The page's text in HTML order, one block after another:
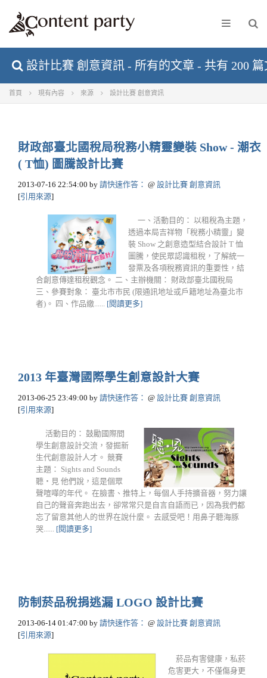
設計比賽 創意資訊 - 所有的文章 - 共有 200
首頁 現有內容 來源 設計比賽 創意資訊
財政部臺北國稅局稅務小精靈變裝 Show - 潮衣
( T恤) 圖騰設計比賽
2013-07-16 22:54:00 by 請快速作答： @ 設計比賽 創意資訊
[引用來源]
一、活動目的： 以租稅為主題，
透過本局吉祥物「稅務小精靈」變
裝 Show 之創意造型結合設計 T 恤
圖騰，使民眾認識租稅，了解統一
發票及各項稅務資訊的重要性，結
合創意傳達租稅觀念。 二、主辦機關： 財政部臺北國稅局
三、參賽對象： 臺北市市民 (限通訊地址或戶籍地址為臺北市
者)。 四、作品繳...... [閱讀更多]
2013 年臺灣國際學生創意設計大賽
2013-06-25 23:49:00 by 請快速作答： @ 設計比賽 創意資訊
[引用來源]
活動目的： 鼓勵國際間
學生創意設計交流，發掘新
生代創意設計人才。 競賽
主題： Sights and Sounds
聽‧見 他們說，這是個眾
聲喧嘩的年代。 在臉書、推特上，每個人手持擴音器，努力讓
自己的聲音奔跑出去，卻常常只是自言自語而已，因為我們都
忘了留意其他人的世界在說什麼。 去感受吧！用鼻子聽海豚
哭...... [閱讀更多]
防制菸品稅捐逃漏 LOGO 設計比賽
2013-06-14 01:47:00 by 請快速作答： @ 設計比賽 創意資訊
[引用來源]
菸品有害健康，私菸
危害更大，不僅傷身更